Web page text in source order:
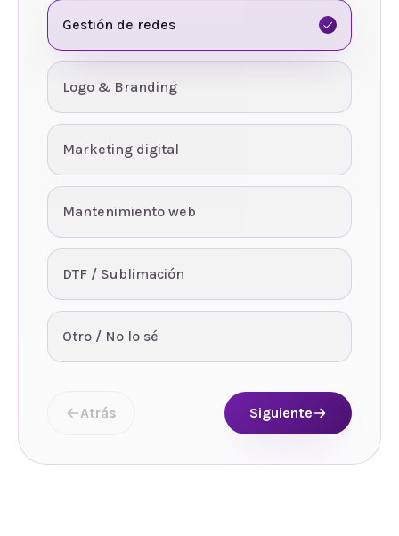
Gestión de redes
Logo & Branding
Marketing digital
Mantenimiento web
DTF / Sublimación
Otro / No lo sé
Atrás Siguiente